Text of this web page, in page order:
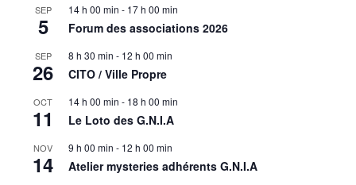
SEP
5
14 h 00 min - 17 h 00 min
Forum des associations 2026
SEP
26
8 h 30 min - 12 h 00 min
CITO / Ville Propre
OCT
11
14 h 00 min - 18 h 00 min
Le Loto des G.N.I.A
NOV
14
9 h 00 min - 12 h 00 min
Atelier mysteries adhérents G.N.I.A